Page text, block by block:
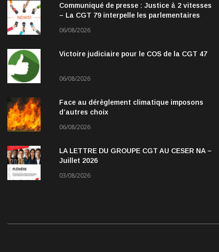
Communiqué de presse : Justice à 2 vitesses
– La CGT 79 interpelle les parlementaires
06/08/2026
Victoire judiciaire pour le COS de la CGT 47
06/08/2026
Face au dérèglement climatique imposons
d’autres choix
06/08/2026
LA LETTRE DU GROUPE CGT AU CESER NA –
Juillet 2026
03/08/2026